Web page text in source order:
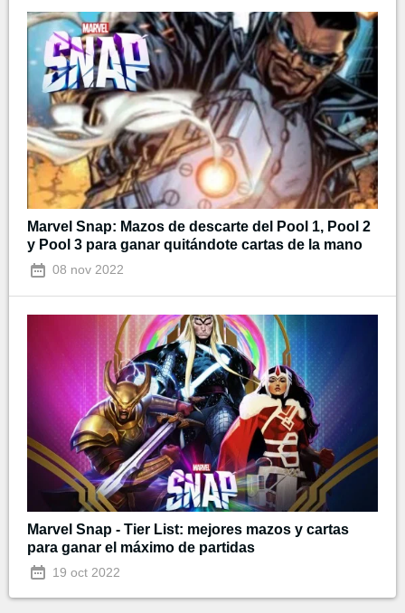
Marvel Snap: Mazos de descarte del Pool 1, Pool 2
y Pool 3 para ganar quitándote cartas de la mano
08 nov 2022
Marvel Snap - Tier List: mejores mazos y cartas
para ganar el máximo de partidas
19 oct 2022